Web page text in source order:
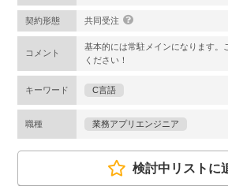
契約形態 共同受注
コメント
基本的には常駐メインになります。
ください！
キーワード C言語
職種 業務アプリエンジニア
検討中リストに